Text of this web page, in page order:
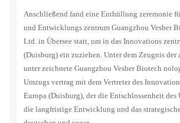
Anschließend fand eine Enthüllung zeremonie
und Entwicklungs zentrum Guangzhou Vesber
Ltd. in Übersee statt, um in das Innovations
(Duisburg) ein zuziehen. Unter dem Zeugnis der
unter zeichnete Guangzhou Vesber Biotech
Umzugs vertrag mit dem Vertreter des
Europa (Duisburg), der die Entschlossenheit des
die langfristige Entwicklung und das